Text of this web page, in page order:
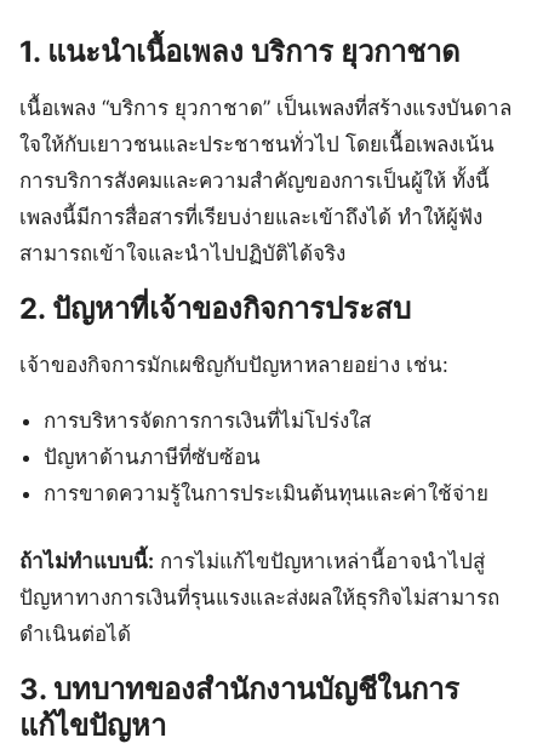
1. แนะนำเนื้อเพลง บริการ ยุวกาชาด
เนื้อเพลง “บริการ ยุวกาชาด” เป็นเพลงที่สร้างแรงบันดาล
ใจให้กับเยาวชนและประชาชนทั่วไป โดยเนื้อเพลงเน้น
การบริการสังคมและความสำคัญของการเป็นผู้ให้ ทั้งนี้
เพลงนี้มีการสื่อสารที่เรียบง่ายและเข้าถึงได้ ทำให้ผู้ฟัง
สามารถเข้าใจและนำไปปฏิบัติได้จริง
2. ปัญหาที่เจ้าของกิจการประสบ
เจ้าของกิจการมักเผชิญกับปัญหาหลายอย่าง เช่น:
การบริหารจัดการการเงินที่ไม่โปร่งใส
ปัญหาด้านภาษีที่ซับซ้อน
การขาดความรู้ในการประเมินต้นทุนและค่าใช้จ่าย
ถ้าไม่ทำแบบนี้: การไม่แก้ไขปัญหาเหล่านี้อาจนำไปสู่
ปัญหาทางการเงินที่รุนแรงและส่งผลให้ธุรกิจไม่สามารถ
ดำเนินต่อได้
3. บทบาทของสำนักงานบัญชีในการ
แก้ไขปัญหา